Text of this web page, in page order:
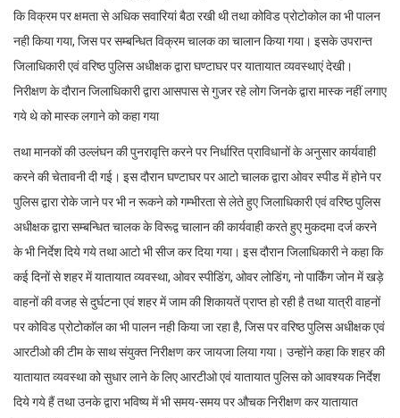
कि विक्रम पर क्षमता से अधिक सवारियां बैठा रखी थी तथा कोविड प्रोटोकोल का भी पालन
नही किया गया, जिस पर सम्बन्धित विक्रम चालक का चालान किया गया। इसके उपरान्त
जिलाधिकारी एवं वरिष्ठ पुलिस अधीक्षक द्वारा घण्टाघर पर यातायात व्यवस्थाएं देखी।
निरीक्षण के दौरान जिलाधिकारी द्वारा आसपास से गुजर रहे लोग जिनके द्वारा मास्क नहीं लगाए
गये थे को मास्क लगाने को कहा गया
तथा मानकों की उल्लंघन की पुनरावृत्ति करने पर निर्धारित प्राविधानों के अनुसार कार्यवाही
करने की चेतावनी दी गई। इस दौरान घण्टाघर पर आटो चालक द्वारा ओवर स्पीड में होने पर
पुलिस द्वारा रोके जाने पर भी न रूकने को गम्भीरता से लेते हुए जिलाधिकारी एवं वरिष्ठ पुलिस
अधीक्षक द्वारा सम्बन्धित चालक के विरूद्व चालान की कार्यवाही करते हुए मुकदमा दर्ज करने
के भी निर्देश दिये गये तथा आटो भी सीज कर दिया गया। इस दौरान जिलाधिकारी ने कहा कि
कई दिनों से शहर में यातायात व्यवस्था, ओवर स्पीडिंग, ओवर लोडिंग, नो पार्किंग जोन में खड़े
वाहनों की वजह से दुर्घटना एवं शहर में जाम की शिकायतें प्राप्त हो रही है तथा यात्री वाहनों
पर कोविड प्रोटोकाॅल का भी पालन नही किया जा रहा है, जिस पर वरिष्ठ पुलिस अधीक्षक एवं
आरटीओ की टीम के साथ संयुक्त निरीक्षण कर जायजा लिया गया। उन्होंने कहा कि शहर की
यातायात व्यवस्था को सुधार लाने के लिए आरटीओ एवं यातायात पुलिस को आवश्यक निर्देश
दिये गये हैं तथा उनके द्वारा भविष्य में भी समय-समय पर औचक निरीक्षण कर यातायात